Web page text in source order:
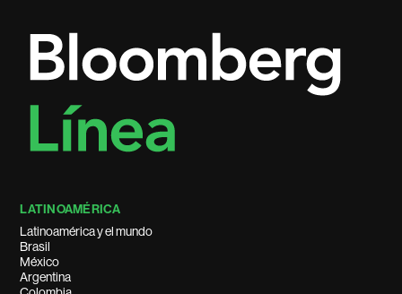
LATINOAMÉRICA
Latinoamérica y el mundo
Brasil
México
Argentina